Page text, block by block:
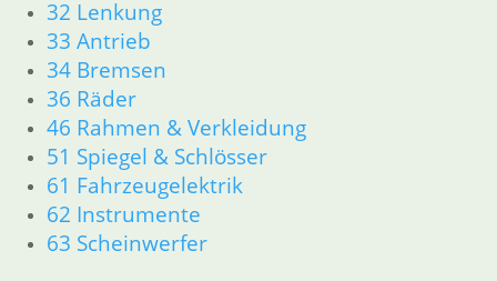
32 Lenkung
33 Antrieb
34 Bremsen
36 Räder
46 Rahmen & Verkleidung
51 Spiegel & Schlösser
61 Fahrzeugelektrik
62 Instrumente
63 Scheinwerfer
zzgl. Versandkosten
In den Warenkorb
Blinkgeber 12 Volt
29,80 €
Artikelnummer: 1244392
inkl. MwSt.